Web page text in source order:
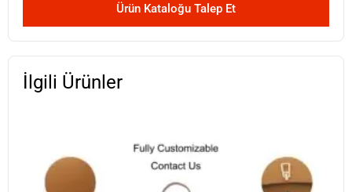
Ürün Kataloğu Talep Et
İlgili Ürünler